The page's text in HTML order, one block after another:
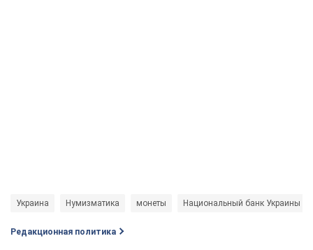
Украина Нумизматика монеты Национальный банк Украины
Редакционная политика